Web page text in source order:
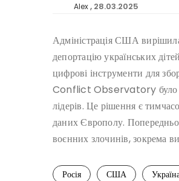
Alex 28.03.2025
Адміністрація США
депортацію українських
цифрові інструменти для
Conflict Observatory було
лідерів. Це рішення є
даних Європолу.
воєнних злочинів, зокрема
Росія США